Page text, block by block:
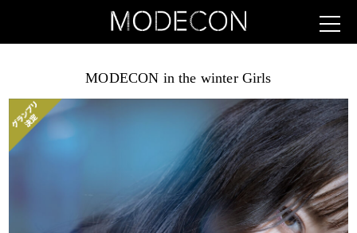
MODECON in the winter Girls